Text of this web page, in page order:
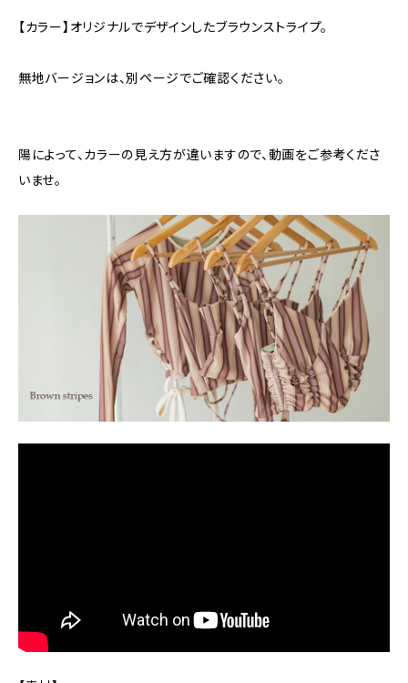
【カラー】オリジナルでデザインしたブラウンストライプ。
無地バージョンは、別ページでご確認ください。
陽によって、カラーの見え方が違いますので、動画をご参考くださ
いませ。